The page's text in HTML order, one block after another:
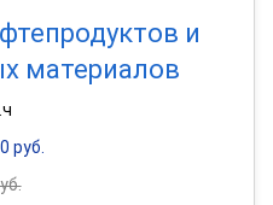
и
материалов
руб.